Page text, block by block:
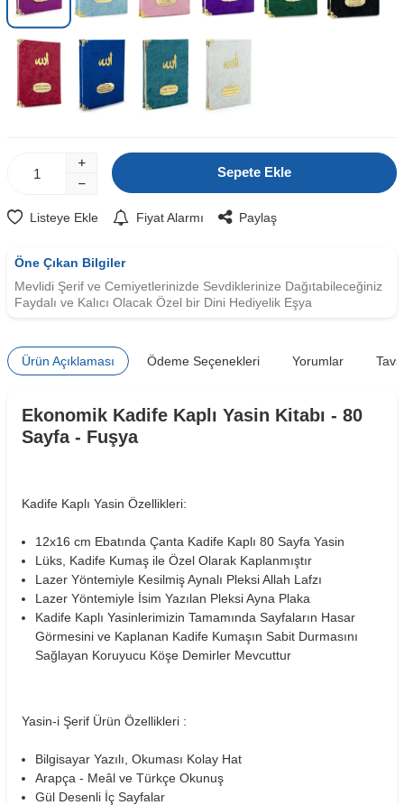
Sepete Ekle
Listeye Ekle Fiyat Alarmı Paylaş
Öne Çıkan Bilgiler
Mevlidi Şerif ve Cemiyetlerinizde Sevdiklerinize Dağıtabileceğiniz
Faydalı ve Kalıcı Olacak Özel bir Dini Hediyelik Eşya
Ürün Açıklaması Ödeme Seçenekleri Yorumlar
Ekonomik Kadife Kaplı Yasin Kitabı - 80
Sayfa - Fuşya
Kadife Kaplı Yasin Özellikleri:
12x16 cm Ebatında Çanta Kadife Kaplı 80 Sayfa Yasin
Lüks, Kadife Kumaş ile Özel Olarak Kaplanmıştır
Lazer Yöntemiyle Kesilmiş Aynalı Pleksi Allah Lafzı
Lazer Yöntemiyle İsim Yazılan Pleksi Ayna Plaka
Kadife Kaplı Yasinlerimizin Tamamında Sayfaların Hasar
Görmesini ve Kaplanan Kadife Kumaşın Sabit Durmasını
Sağlayan Koruyucu Köşe Demirler Mevcuttur
Yasin-i Şerif Ürün Özellikleri :
Bilgisayar Yazılı, Okuması Kolay Hat
Arapça - Meâl ve Türkçe Okunuş
Gül Desenli İç Sayfalar